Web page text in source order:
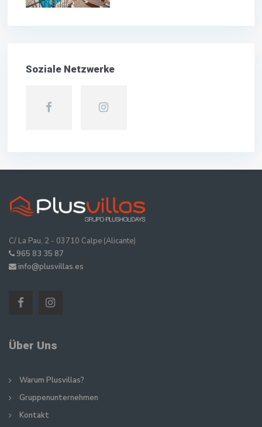
Soziale Netzwerke
C/ La Pau, 2 - 03710 Calpe (Alicante)
965 83 35 87
info@plusvillas.es
Über Uns
Warum Plusvillas?
Gruppenunternehmen
Kontakt